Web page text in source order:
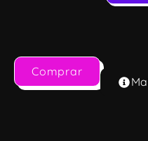
Comprar